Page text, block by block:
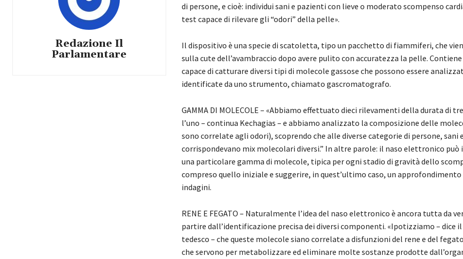
Redazione Il
Parlamentare
di persone, e cioè: individui sani e pazienti con lieve o moderato scompenso
test capace di rilevare gli “odori” della pelle».
Il dispositivo è una specie di scatoletta, tipo un pacchetto di fiammiferi, che
sulla cute dell’avambraccio dopo avere pulito con accuratezza la pelle.
capace di catturare diversi tipi di molecole gassose che possono essere
identificate da uno strumento, chiamato gascromatografo.
GAMMA DI MOLECOLE – «Abbiamo effettuato dieci rilevamenti della durata di
l’uno – continua Kechagias – e abbiamo analizzato la composizione delle
sono correlate agli odori), scoprendo che alle diverse categorie di persone, sani
corrispondevano mix molecolari diversi.” In altre parole: il naso elettronico può
una particolare gamma di molecole, tipica per ogni stadio di gravità dello
compreso quello iniziale e suggerire, in quest’ultimo caso, un approfondimento
indagini.
RENE E FEGATO – Naturalmente l’idea del naso elettronico è ancora tutta da
partire dall’identificazione precisa dei diversi componenti. «Ipotizziamo – dice
tedesco – che queste molecole siano correlate a disfunzioni del rene e del
che servono per metabolizzare ed eliminare molte sostanze prodotte